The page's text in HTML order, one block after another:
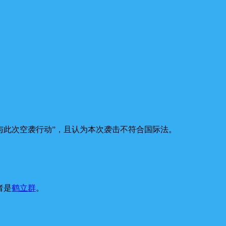
次空袭行动”，且认为本次袭击不符合国际法。
是鹤立群。